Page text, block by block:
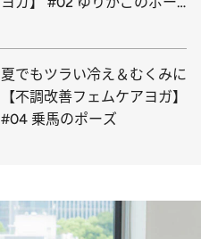
夏でもツラい冷え＆むくみに
【不調改善フェムケアヨガ】
#04 乗馬のポーズ